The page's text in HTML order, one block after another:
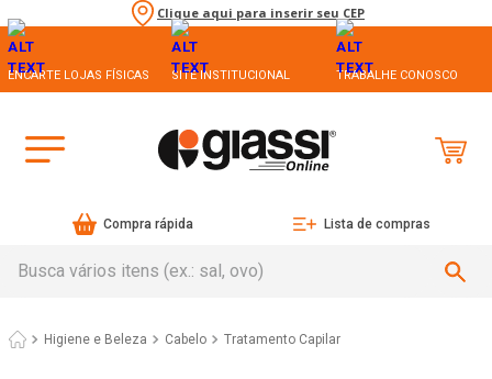
Clique aqui para inserir seu CEP
ENCARTE LOJAS FÍSICAS SITE INSTITUCIONAL TRABALHE CONOSCO
Compra rápida Lista de compras
Higiene e Beleza Cabelo Tratamento Capilar